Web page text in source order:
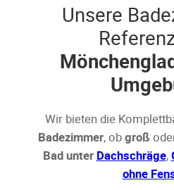
Unsere
Wir bieten die
Badezimmer, obgroß
Bad unter Dachschräge,
ohne